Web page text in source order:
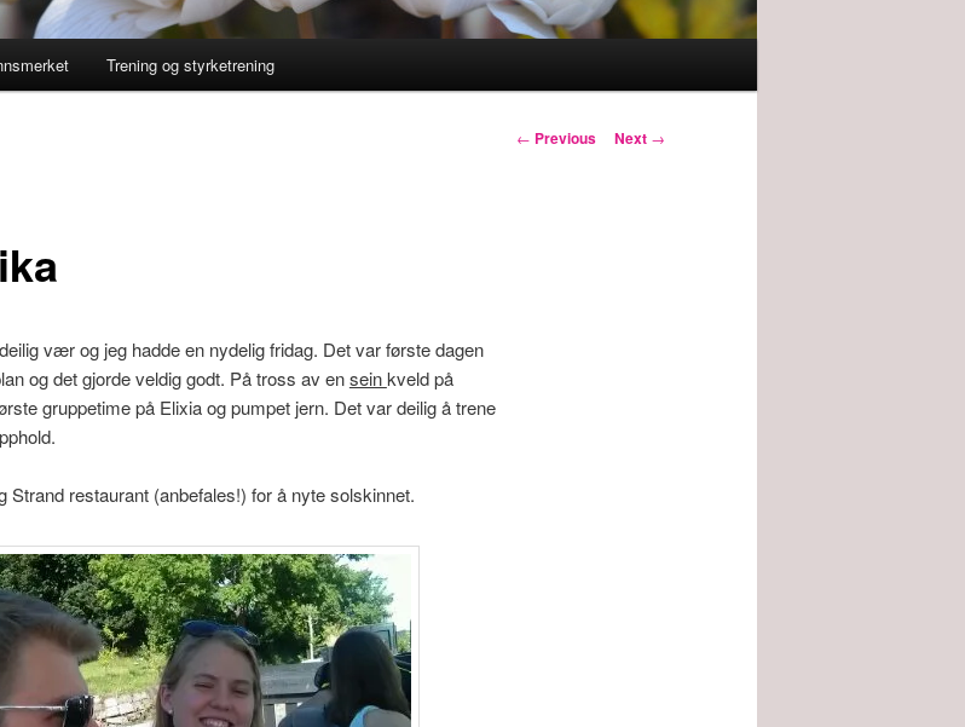
Trening og styrketrening
Post
← Previous Next →
vær og jeg hadde en nydelig fridag. Det var første dagen
og det gjorde veldig godt. På tross av enseinkveld på
gruppetime på Elixia og pumpet jern. Det var deilig å trene
Strand restaurant (anbefales!) for å nyte solskinnet.